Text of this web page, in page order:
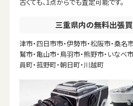
三重県内の無料出張
津市・四日市市・伊勢市・松阪市・桑名
鷲市・亀山市・鳥羽市・熊野市・いなべ
員町・菰野町・朝日町・川越町